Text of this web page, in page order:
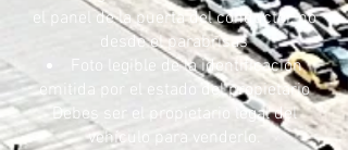
el panel de la puerta del conductor, no
desde el parabrisas
Foto legible de la identificación
emitida por el estado del propietario
Debes ser el propietario legal del
vehículo para venderlo.